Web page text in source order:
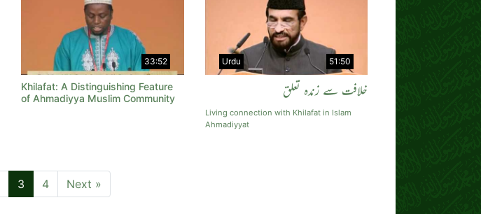
33:52
Khilafat: A Distinguishing Feature
of Ahmadiyya Muslim Community
51:50
Urdu
خلافت سے زندہ تعلق
Living connection with Khilafat in Islam
Ahmadiyyat
3 4 Next »